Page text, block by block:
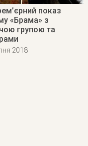
показ
«Брама» з
групою та
2018